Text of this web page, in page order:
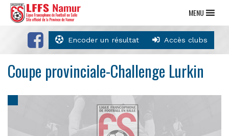
Encoder un résultat Accès clubs
MENU
Coupe provinciale-Challenge Lurkin